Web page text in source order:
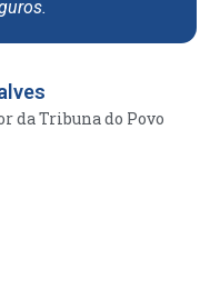
Povo
eficiente e
confiança